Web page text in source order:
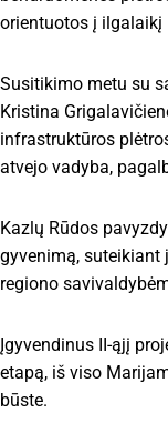
orientuotos į ilgalaikį
Susitikimo metu su
Kristina
infrastruktūros
atvejo vadyba,
Kazlų Rūdos
gyvenimą, suteikiant
regiono
Įgyvendinus II-ąjį
etapą, iš viso
būste.